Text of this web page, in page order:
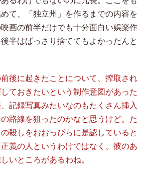
て、「独立州」を作るまでの内容を
画の前半だけでも十分面白い娯楽作
半はばっさり捨ててもよかったんと
後に起きたことについて、搾取され
ておきたいという制作意図があった
記録写真みたいなのもたくさん挿入
路線を狙ったのかなと思うけど。た
殺しをおおっぴらに是認していると
義の人というわけではなく、彼のあ
いところがあるわね。